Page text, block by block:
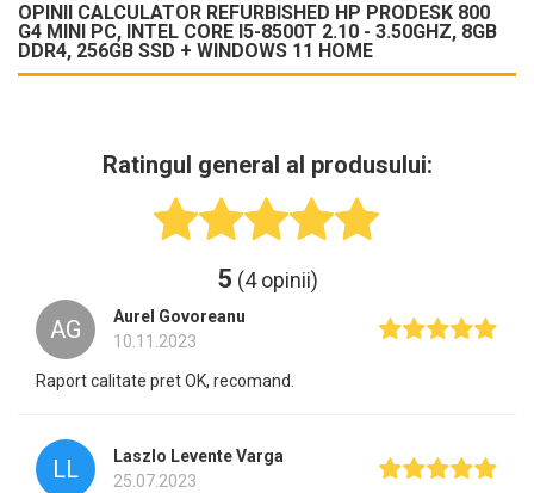
OPINII CALCULATOR REFURBISHED HP PRODESK 800
G4 MINI PC, INTEL CORE I5-8500T 2.10 - 3.50GHZ, 8GB
DDR4, 256GB SSD + WINDOWS 11 HOME
Ratingul general al produsului:
5 (4 opinii)
AG
Aurel Govoreanu
10.11.2023
Raport calitate pret OK, recomand.
LL
Laszlo Levente Varga
25.07.2023